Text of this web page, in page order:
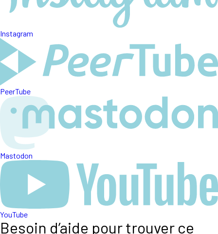
Instagram
PeerTube
Mastodon
YouTube
Besoin d’aide pour trouver ce